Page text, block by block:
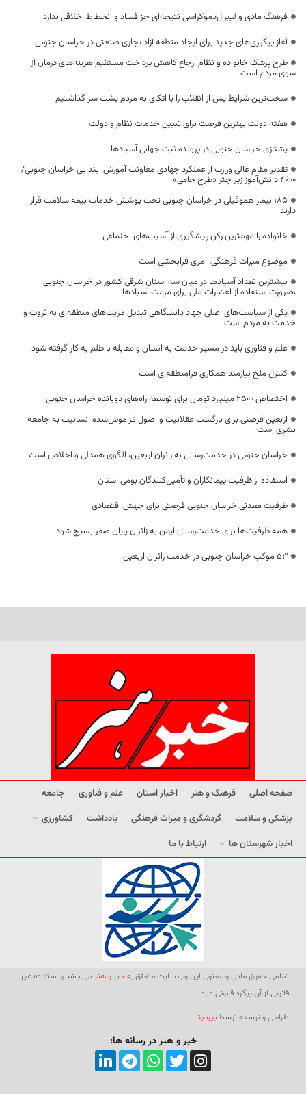
فرهنگ مادی و لیبرال‌دموکراسی نتیجه‌ای جز فساد و انحطاط اخلاقی ندارد
آغاز پیگیری‌های جدید برای ایجاد منطقه آزاد تجاری صنعتی در خراسان جنوبی
طرح پزشک خانواده و نظام ارجاع کاهش پرداخت مستقیم هزینه‌های درمان از
سوی مردم است
سخت‌ترین شرایط پس از انقلاب را با اتکای به مردم پشت سر گذاشتیم
هفته دولت بهترین فرصت برای تبیین خدمات نظام و دولت
یشتازی خراسان جنوبی در پرونده ثبت جهانی آسبادها
تقدیر مقام عالی وزارت از عملکرد جهادی معاونت آموزش ابتدایی خراسان جنوبی/
۴۶۰۰ دانش‌آموز زیر چتر «طرح حامی»
۱۸۵ بیمار هموفیلی در خراسان جنوبی تحت پوشش خدمات بیمه سلامت قرار
دارند
خانواده را مهمترین رکن پیشگیری از آسیب‌های اجتماعی
موضوع میراث فرهنگی، امری فرابخشی است
بیشترین تعداد آسبادها در میان سه استان شرقی کشور در خراسان جنوبی
،ضرورت استفاده از اعتبارات ملی برای مرمت آسبادها
یکی از سیاست‌های اصلی جهاد دانشگاهی تبدیل مزیت‌های منطقه‌ای به ثروت و
خدمت به مردم است
علم و فناوری باید در مسیر خدمت به انسان و مقابله با ظلم به کار گرفته شود
کنترل ملخ نیازمند همکاری فرامنطقه‌ای است
اختصاص 2500 میلیارد تومان برای توسعه راه‌های دوبانده خراسان جنوبی
اربعین فرصتی برای بازگشت عقلانیت و اصول فراموش‌شده انسانیت به جامعه
بشری است
خراسان جنوبی در خدمت‌رسانی به زائران اربعین، الگوی همدلی و اخلاص است
استفاده از ظرفیت پیمانکاران و تأمین‌کنندگان بومی استان
ظرفیت معدنی خراسان جنوبی فرصتی برای جهش اقتصادی
همه ظرفیت‌ها برای خدمت‌رسانی ایمن به زائران پایان صفر بسیج شود
53 موکب خراسان جنوبی در خدمت زائران اربعین
صفحه اصلی فرهنگ و هنر اخبار استان علم و فناوری
جامعه
پزشکی و سلامت
گردشگری و میراث فرهنگی یادداشت
کشاورزی
اخبار شهرستان ها
ارتباط با ما
تمامی حقوق مادی و معنوی این وب سایت متعلق بهخبر و هنر می باشد و استفاده غیر
قانونی از آن پیگرد قانونی دارد.
طراحی و توسعه توسطبیردیتا
خبر و هنر در رسانه ها: